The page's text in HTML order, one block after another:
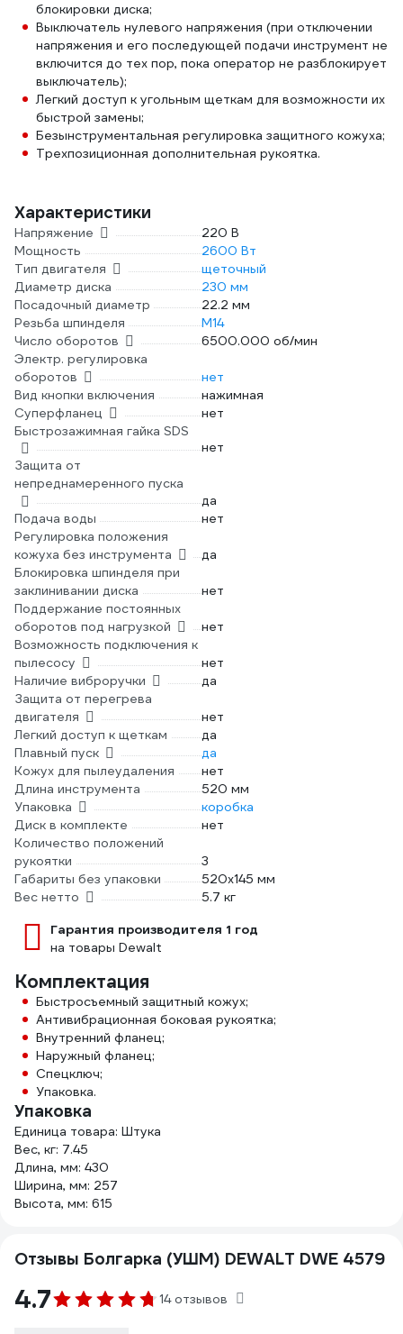
блокировки диска;
Выключатель нулевого напряжения (при отключении
напряжения и его последующей подачи инструмент не
включится до тех пор, пока оператор не разблокирует
выключатель);
Легкий доступ к угольным щеткам для возможности их
быстрой замены;
Безынструментальная регулировка защитного кожуха;
Трехпозиционная дополнительная рукоятка.
Характеристики
Напряжение
220 В
Мощность
2600 Вт
Тип двигателя
щеточный
Диаметр диска
230 мм
Посадочный диаметр
22.2 мм
Резьба шпинделя
М14
Число оборотов
6500.000 об/мин
Электр. регулировка
оборотов
нет
Вид кнопки включения
нажимная
Суперфланец
нет
Быстрозажимная гайка SDS
нет
Защита от
непреднамеренного пуска
да
Подача воды
нет
Регулировка положения
кожуха без инструмента
да
Блокировка шпинделя при
заклинивании диска
нет
Поддержание постоянных
оборотов под нагрузкой
нет
Возможность подключения к
пылесосу
нет
Наличие виброручки
да
Защита от перегрева
двигателя
нет
Легкий доступ к щеткам
да
Плавный пуск
да
Кожух для пылеудаления
нет
Длина инструмента
520 мм
Упаковка
коробка
Диск в комплекте
нет
Количество положений
рукоятки
3
Габариты без упаковки
520х145 мм
Вес нетто
5.7 кг
Гарантия производителя 1 год
на товары Dewalt
Комплектация
Быстросъемный защитный кожух;
Антивибрационная боковая рукоятка;
Внутренний фланец;
Наружный фланец;
Спецключ;
Упаковка.
Упаковка
Единица товара: Штука
Вес, кг: 7.45
Длина, мм: 430
Ширина, мм: 257
Высота, мм: 615
Отзывы Болгарка (УШМ) DEWALT DWE 4579
4.7 14 отзывов